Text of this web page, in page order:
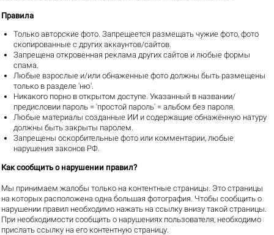
Правила
Только авторские фото. Запрещеется размещать чужие фото, фото
скопированные с других аккаунтов/сайтов.
Запрещена откровенная реклама других сайтов и любые формы
спама.
Любые взрослые и/или обнаженные фото должны быть размещены
только в разделе 'ню'.
Никакого порно в открытом доступе. Указанный в названии/
предисловии пароль = 'простой пароль' = альбом без пароля.
Любые материалы созданные ИИ и содержащие обнажённую натуру
должны быть закрыты паролем.
Запрещены оскорбительные фото или комментарии, любые
нарушения законов РФ.
Как сообщить о нарушении правил?
Мы принимаем жалобы только на контентные страницы. Это страницы
на которых расположена одна большая фотография. Чтобы сообщить о
нарушении правил необходимо нажать на ссылку внизу такой страницы.
При необходимости сообщить о нарушениях пользователя, необходимо
прислать ссылку на его контентную страницу.